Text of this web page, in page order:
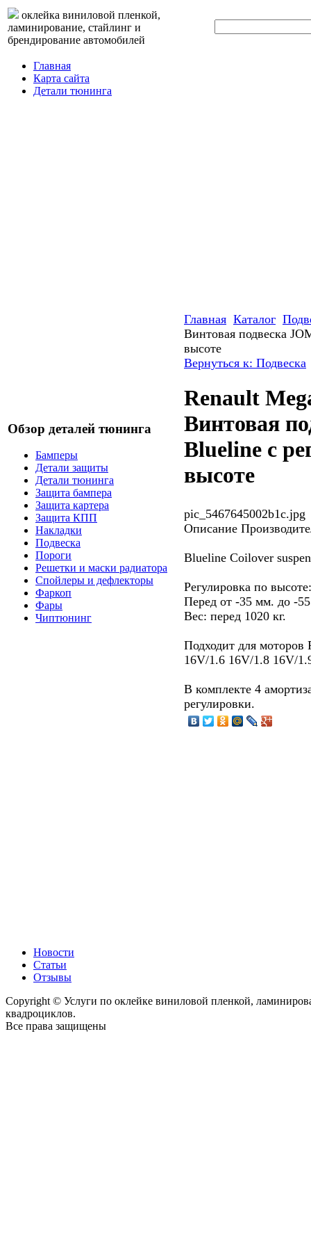
оклейка виниловой пленкой,
ламинирование, стайлинг и
брендирование автомобилей
Главная
Карта сайта
Детали тюнинга
Обзор деталей тюнинга
Бамперы
Детали защиты
Детали тюнинга
Защита бампера
Защита картера
Защита КПП
Накладки
Подвеска
Пороги
Решетки и маски радиатора
Спойлеры и дефлекторы
Фаркоп
Фары
Чиптюнинг
Главная Каталог
Винтовая подвеска
высоте
Вернуться к: Подвеска
Renault
Винтовая
Blueline c
высоте
pic_5467645002b1c.jpg
Описание
Blueline Coilover
Регулировка по высоте:
Перед от -35 мм. до -
Вес: перед 1020 кг.
Подходит для моторов
16V/1.6 16V/1.8 16V/
В комплекте 4
регулировки.
Новости
Статьи
Отзывы
Copyright © Услуги по оклейке виниловой пленкой,
квадроциклов.
Все права защищены